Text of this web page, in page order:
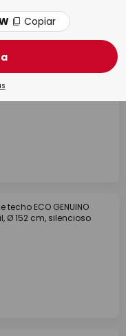
ECO GENUINO,
clara, Ø 122 cm,
ECO GENUINO
Ø 152 cm, silencioso
Copiar